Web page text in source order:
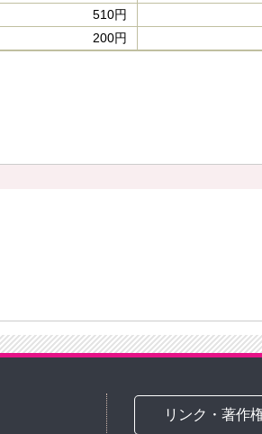
510円
200円
リンク・著作